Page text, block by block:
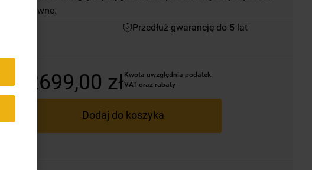
efektywne.
Przedłuż gwarancję do 5 lat
2699,00 złKwota uwzględnia podatek
VAT oraz rabaty
Dodaj do koszyka